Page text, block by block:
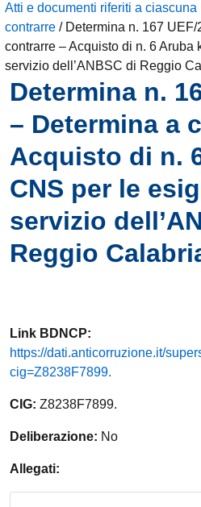
Atti e documenti riferiti a ciascuna
contrarre / Determina n. 167
contrarre – Acquisto di n. 6
servizio dell’ANBSC di Reggio
Determina n.
– Determina a
Acquisto di n.
CNS per le
servizio
Reggio
Link BDNCP:
https://dati.anticorruzione.it/
cig=Z8238F7899.
CIG: Z8238F7899.
Deliberazione: No
Allegati: